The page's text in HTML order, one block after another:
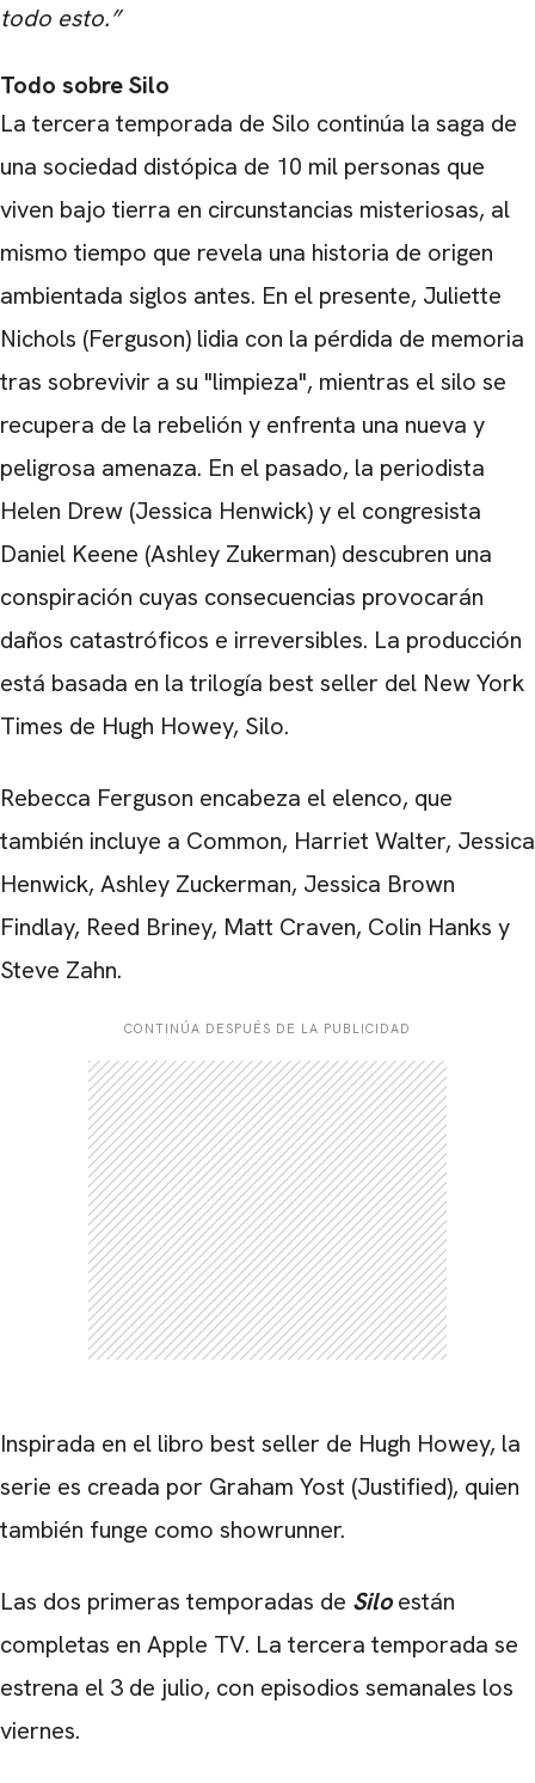
todo esto.”
Todo sobre Silo
La tercera temporada de Silo continúa la saga de
una sociedad distópica de 10 mil personas que
viven bajo tierra en circunstancias misteriosas, al
mismo tiempo que revela una historia de origen
ambientada siglos antes. En el presente, Juliette
Nichols (Ferguson) lidia con la pérdida de memoria
tras sobrevivir a su "limpieza", mientras el silo se
recupera de la rebelión y enfrenta una nueva y
peligrosa amenaza. En el pasado, la periodista
Helen Drew (Jessica Henwick) y el congresista
Daniel Keene (Ashley Zukerman) descubren una
conspiración cuyas consecuencias provocarán
daños catastróficos e irreversibles. La producción
está basada en la trilogía best seller del New York
Times de Hugh Howey, Silo.
Rebecca Ferguson encabeza el elenco, que
también incluye a Common, Harriet Walter, Jessica
Henwick, Ashley Zuckerman, Jessica Brown
Findlay, Reed Briney, Matt Craven, Colin Hanks y
Steve Zahn.
CONTINÚA DESPUÉS DE LA PUBLICIDAD
Inspirada en el libro best seller de Hugh Howey, la
serie es creada por Graham Yost (Justified), quien
también funge como showrunner.
Las dos primeras temporadas de Siloestán
completas en Apple TV. La tercera temporada se
estrena el 3 de julio, con episodios semanales los
viernes.